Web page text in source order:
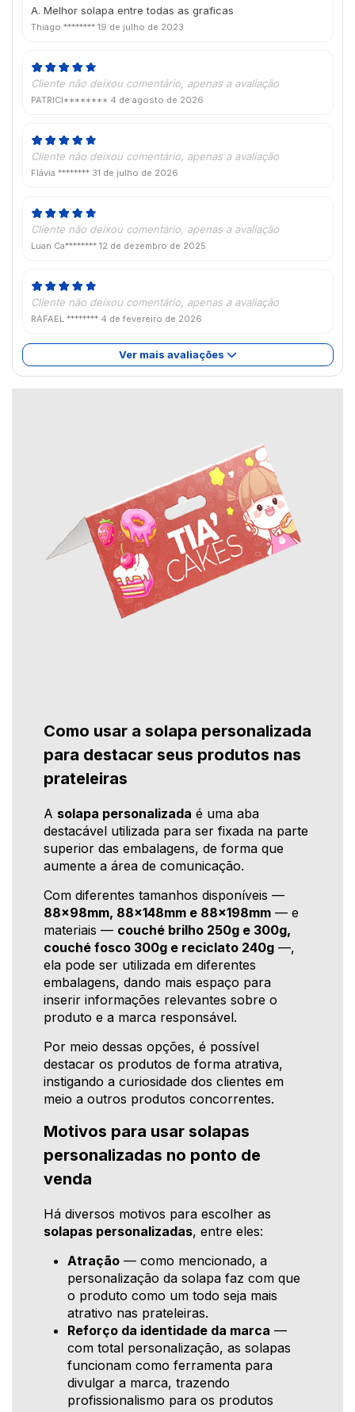
A. Melhor solapa entre todas as graficas
Thiago ******** 19 de julho de 2023
Cliente não deixou comentário, apenas a avaliação
PATRICI******** 4 de agosto de 2026
Cliente não deixou comentário, apenas a avaliação
Flávia ******** 31 de julho de 2026
Cliente não deixou comentário, apenas a avaliação
Luan Ca******** 12 de dezembro de 2025
Cliente não deixou comentário, apenas a avaliação
RAFAEL ******** 4 de fevereiro de 2026
Ver mais avaliações
Como usar a solapa personalizada
para destacar seus produtos nas
prateleiras
A solapa personalizada é uma aba
destacável utilizada para ser fixada na parte
superior das embalagens, de forma que
aumente a área de comunicação.
Com diferentes tamanhos disponíveis —
88x98mm, 88x148mm e 88x198mm — e
materiais — couché brilho 250g e 300g,
couché fosco 300g e reciclato 240g —,
ela pode ser utilizada em diferentes
embalagens, dando mais espaço para
inserir informações relevantes sobre o
produto e a marca responsável.
Por meio dessas opções, é possível
destacar os produtos de forma atrativa,
instigando a curiosidade dos clientes em
meio a outros produtos concorrentes.
Motivos para usar solapas
personalizadas no ponto de
venda
Há diversos motivos para escolher as
solapas personalizadas, entre eles:
Atração — como mencionado, a
personalização da solapa faz com que
o produto como um todo seja mais
atrativo nas prateleiras.
Reforço da identidade da marca —
com total personalização, as solapas
funcionam como ferramenta para
divulgar a marca, trazendo
profissionalismo para os produtos